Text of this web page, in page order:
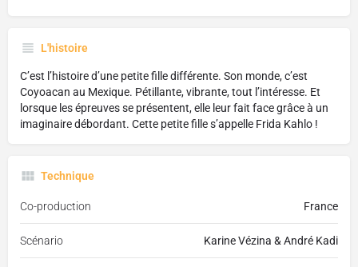
L'histoire
C’est l’histoire d’une petite fille différente. Son monde, c’est
Coyoacan au Mexique. Pétillante, vibrante, tout l’intéresse. Et
lorsque les épreuves se présentent, elle leur fait face grâce à un
imaginaire débordant. Cette petite fille s’appelle Frida Kahlo !
Technique
Co-production France
Scénario Karine Vézina & André Kadi